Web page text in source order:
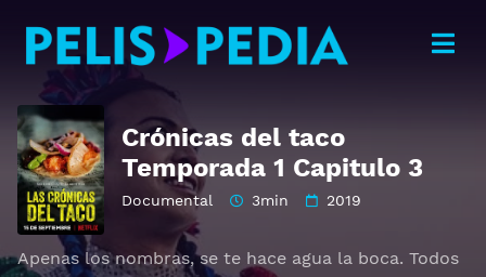
Crónicas del taco
Temporada 1 Capitulo 3
Documental 3min 2019
Apenas los nombras, se te hace agua la boca. Todos